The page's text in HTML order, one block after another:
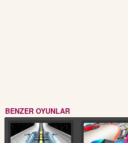
BENZER OYUNLAR